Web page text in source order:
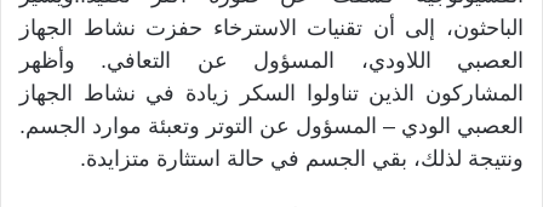
الباحثون، إلى أن تقنيات الاسترخاء حفزت نشاط الجهاز
العصبي اللاودي، المسؤول عن التعافي. وأظهر
المشاركون الذين تناولوا السكر زيادة في نشاط الجهاز
العصبي الودي – المسؤول عن التوتر وتعبئة موارد الجسم.
ونتيجة لذلك، بقي الجسم في حالة استثارة متزايدة.